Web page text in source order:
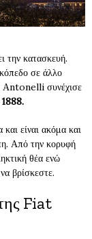
την κατασκευή.
σε άλλο
Αntonelli συνέχισε
1888.
είναι ακόμα και
Από την κορυφή
θέα ενώ
βρίσκεστε.
Fiat